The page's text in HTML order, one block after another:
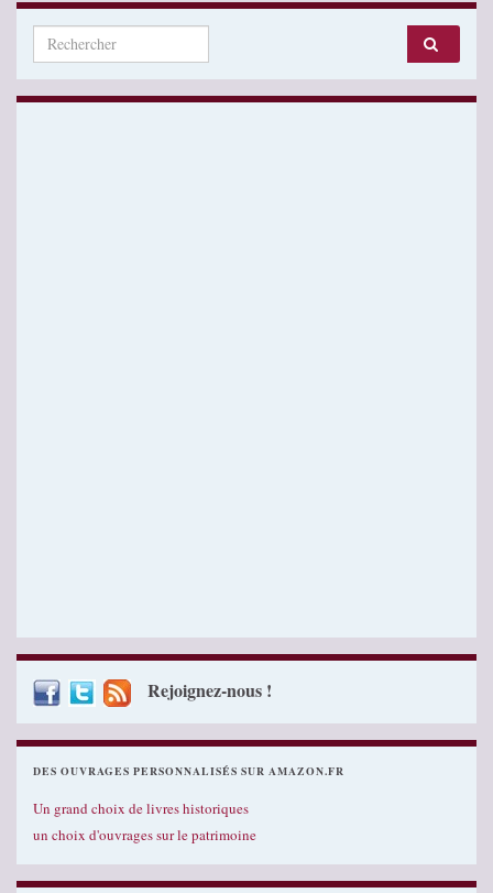
Search for:
Rejoignez-nous !
DES OUVRAGES PERSONNALISÉS SUR AMAZON.FR
Un grand choix de livres historiques
un choix d'ouvrages sur le patrimoine